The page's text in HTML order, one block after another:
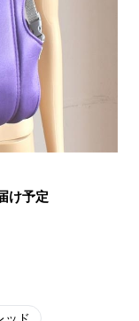
け予定